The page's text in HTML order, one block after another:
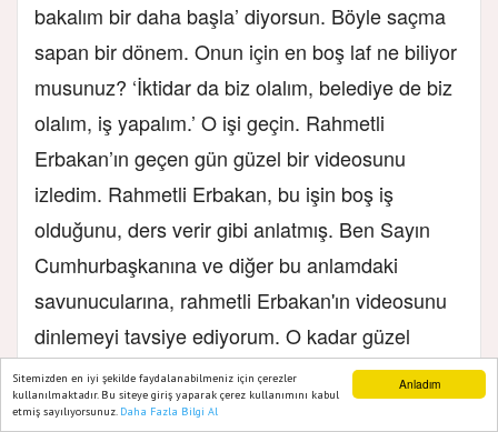
Anladım
Sitemizden en iyi şekilde faydalanabilmeniz için çerezler
kullanılmaktadır. Bu siteye giriş yaparak çerez kullanımını kabul
etmiş sayılıyorsunuz. Daha Fazla Bilgi Al
bakalım bir daha başla’ diyorsun. Böyle saçma
sapan bir dönem. Onun için en boş laf ne biliyor
musunuz? ‘İktidar da biz olalım, belediye de biz
olalım, iş yapalım.’ O işi geçin. Rahmetli
Erbakan’ın geçen gün güzel bir videosunu
izledim. Rahmetli Erbakan, bu işin boş iş
olduğunu, ders verir gibi anlatmış. Ben Sayın
Cumhurbaşkanına ve diğer bu anlamdaki
savunucularına, rahmetli Erbakan'ın videosunu
dinlemeyi tavsiye ediyorum. O kadar güzel
anlatmış ki, böyle bir şeyin olmadığını, tam aksi
bir motivasyonun daha iyi olduğunu… Her
Ana Sayfa Web TV